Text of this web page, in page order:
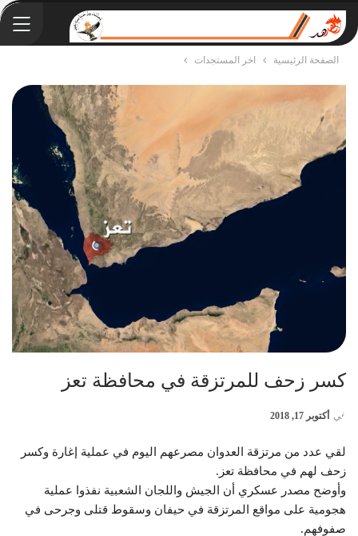
الصفحة الرئيسية اخر المستجدات
كسر زحف للمرتزقة في محافظة تعز
في أكتوبر 17, 2018
لقي عدد من مرتزقة العدوان مصرعهم اليوم في عملية إغارة وكسر
زحف لهم في محافظة تعز.
وأوضح مصدر عسكري أن الجيش واللجان الشعبية نفذوا عملية
هجومية على مواقع المرتزقة في حيفان وسقوط قتلى وجرحى في
صفوفهم.